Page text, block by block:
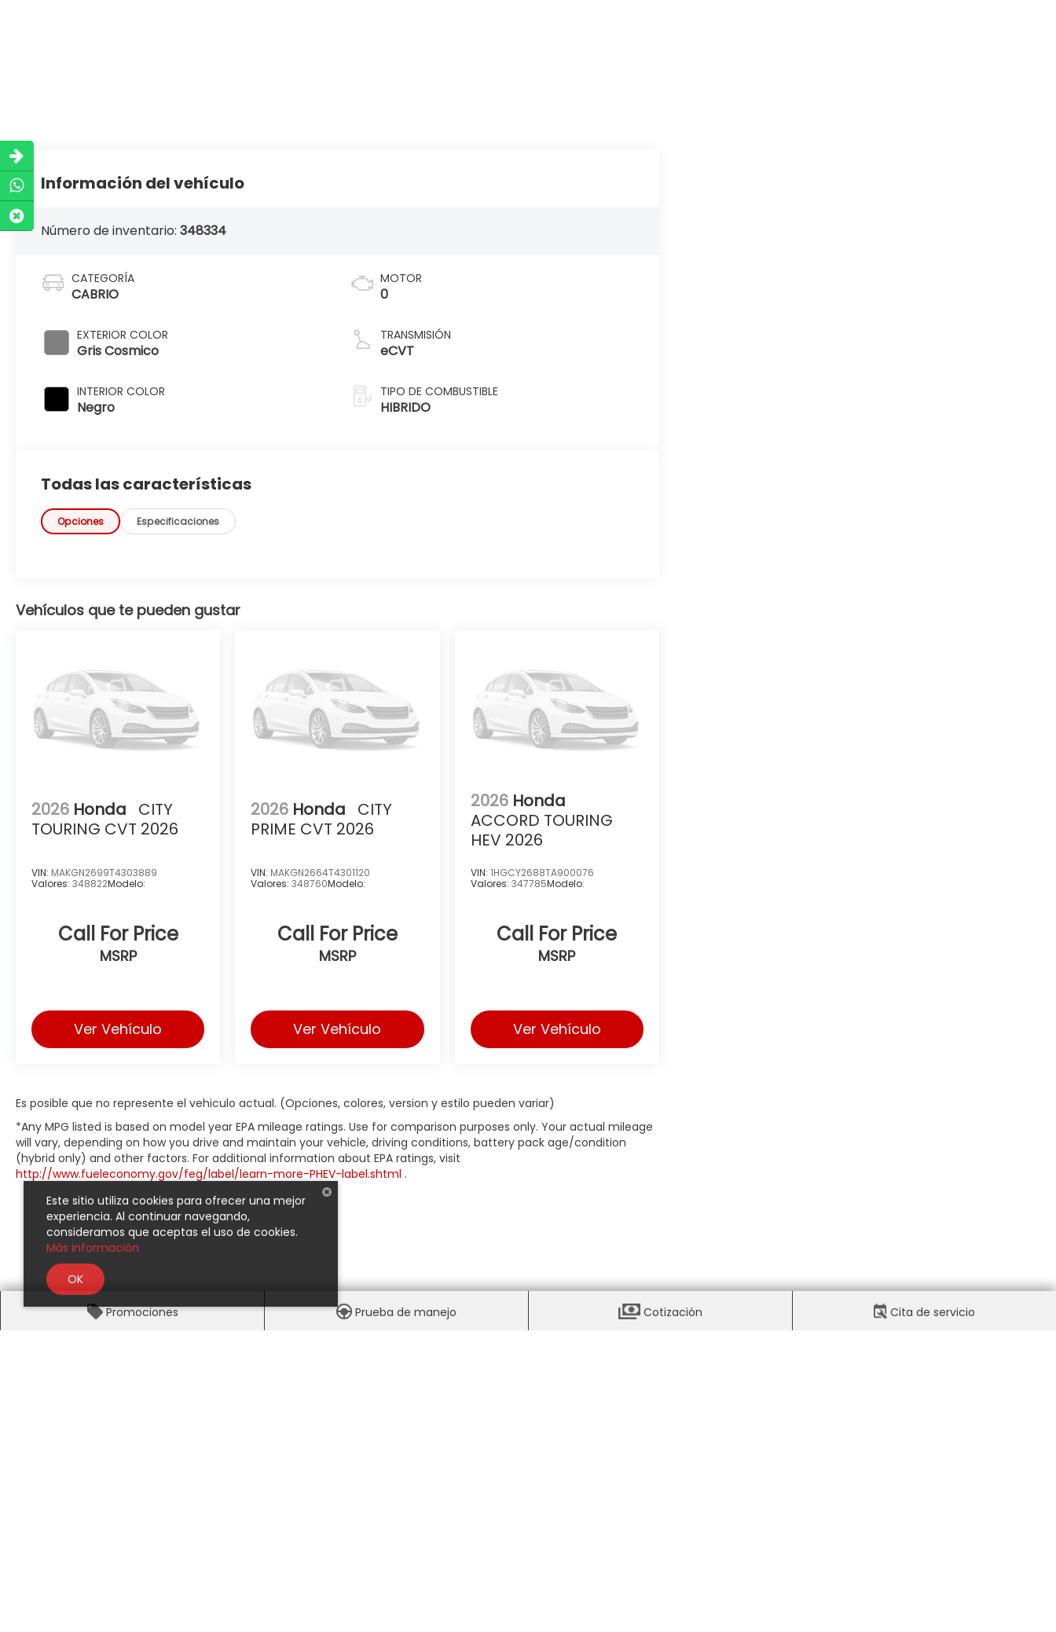
Información del vehículo
Número de inventario:348334
CATEGORÍA
CABRIO
EXTERIOR COLOR
Gris Cosmico
INTERIOR COLOR
Negro
MOTOR
0
TRANSMISIÓN
eCVT
TIPO DE COMBUSTIBLE
HIBRIDO
Todas las características
Opciones Especificaciones
Vehículos que te pueden gustar
2026 Honda
CITY
TOURING CVT 2026
VIN: MAKGN2699T4303889
Valores: 348822Modelo:
Call For Price
MSRP
Ver Vehículo
2026 Honda
CITY
PRIME CVT 2026
VIN: MAKGN2664T4301120
Valores:348760Modelo:
Call For Price
MSRP
Ver Vehículo
2026 Honda
ACCORD TOURING
HEV 2026
VIN: 1HGCY2688TA900076
Valores: 347785Modelo:
Call For Price
MSRP
Ver Vehículo
Es posible que no represente el vehiculo actual. (Opciones, colores, version y estilo pueden variar)
*Any MPG listed is based on model year EPA mileage ratings. Use for comparison purposes only. Your actual mileage
will vary, depending on how you drive and maintain your vehicle, driving conditions, battery pack age/condition
(hybrid only) and other factors. For additional information about EPA ratings, visit
http://www.fueleconomy.gov/feg/label/learn-more-PHEV-label.shtml .
Promociones Prueba de manejo Cotización Cita de servicio
Este sitio utiliza cookies para ofrecer una mejor
experiencia. Al continuar navegando,
consideramos que aceptas el uso de cookies.
Más información
OK